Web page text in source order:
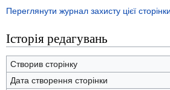
Переглянути журнал захисту цієї
Історія редагувань
Створив сторінку
Дата створення сторінки